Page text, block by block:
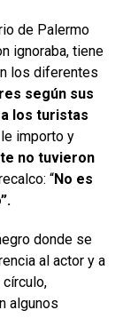
de Palermo
ignoraba, tiene
los diferentes
según sus
los turistas
importo y
no tuvieron
“No es
donde se
al actor y a
círculo,
algunos